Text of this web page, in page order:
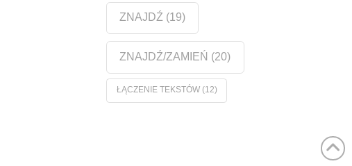
ZNAJDŹ (19)
ZNAJDŹ/ZAMIEŃ (20)
ŁĄCZENIE TEKSTÓW(12)